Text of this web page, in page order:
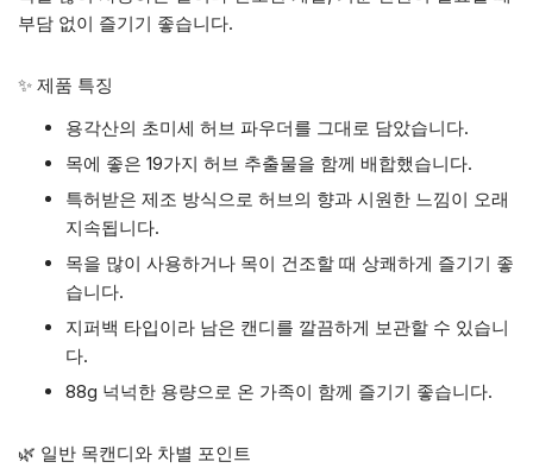
부담 없이 즐기기 좋습니다.
✨ 제품 특징
용각산의 초미세 허브 파우더를 그대로 담았습니다.
목에 좋은 19가지 허브 추출물을 함께 배합했습니다.
특허받은 제조 방식으로 허브의 향과 시원한 느낌이 오래
지속됩니다.
목을 많이 사용하거나 목이 건조할 때 상쾌하게 즐기기 좋
습니다.
지퍼백 타입이라 남은 캔디를 깔끔하게 보관할 수 있습니
다.
88g 넉넉한 용량으로 온 가족이 함께 즐기기 좋습니다.
🌿 일반 목캔디와 차별 포인트